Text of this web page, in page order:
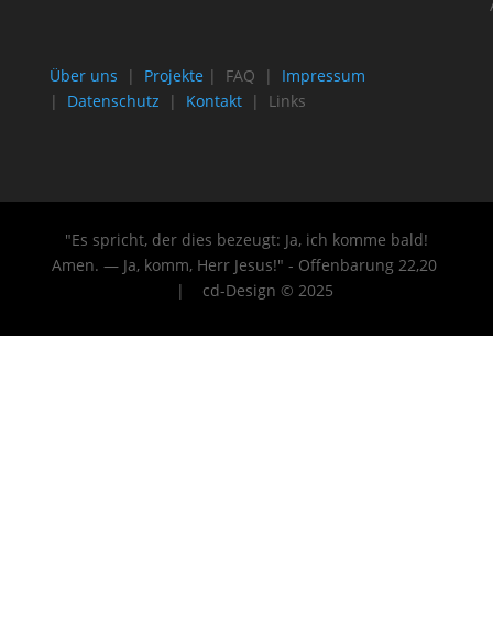
Über uns | Projekte | FAQ | Impressum
| Datenschutz | Kontakt| Links
"Es spricht, der dies bezeugt: Ja, ich komme bald!
Amen. — Ja, komm, Herr Jesus!" - Offenbarung 22,20
| cd-Design © 2025